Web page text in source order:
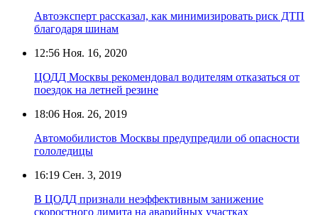
Автоэксперт рассказал, как минимизировать риск ДТП
благодаря шинам
12:56 Ноя. 16, 2020
ЦОДД Москвы рекомендовал водителям отказаться от
поездок на летней резине
18:06 Ноя. 26, 2019
Автомобилистов Москвы предупредили об опасности
гололедицы
16:19 Сен. 3, 2019
В ЦОДД признали неэффективным занижение
скоростного лимита на аварийных участках